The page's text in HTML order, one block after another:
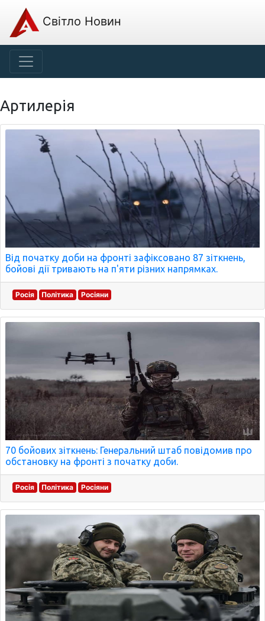
Світло Новин
Артилерія
Від початку доби на фронті зафіксовано 87 зіткнень,
бойові дії тривають на п'яти різних напрямках.
Росія Політика Росіяни
70 бойових зіткнень: Генеральний штаб повідомив про
обстановку на фронті з початку доби.
Росія Політика Росіяни